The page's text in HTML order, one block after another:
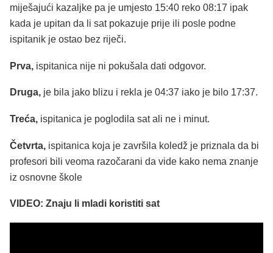
miješajući kazaljke pa je umjesto 15:40 reko 08:17 ipak
kada je upitan da li sat pokazuje prije ili posle podne
ispitanik je ostao bez riječi.
Prva, ispitanica nije ni pokušala dati odgovor.
Druga, je bila jako blizu i rekla je 04:37 iako je bilo 17:37.
Treća, ispitanica je poglodila sat ali ne i minut.
Četvrta, ispitanica koja je završila koledž je priznala da bi
profesori bili veoma razočarani da vide kako nema znanje
iz osnovne škole
VIDEO: Znaju li mladi koristiti sat